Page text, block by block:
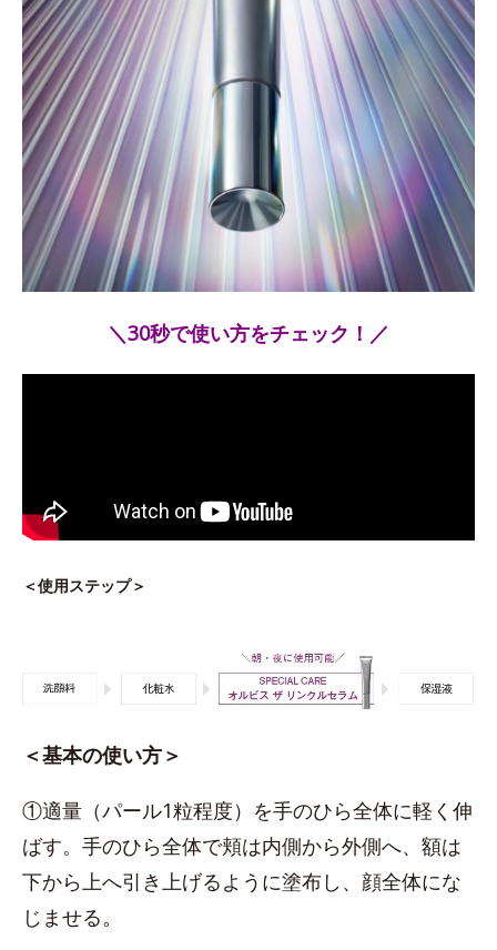
＼30秒で使い方をチェック！／
＜使用ステップ＞
＜基本の使い方＞
①適量（パール1粒程度）を手のひら全体に軽く伸
ばす。手のひら全体で頬は内側から外側へ、額は
下から上へ引き上げるように塗布し、顔全体にな
じませる。